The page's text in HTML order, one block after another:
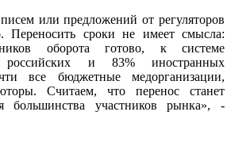
или предложений от регуляторов
Переносить сроки не имеет смысла:
оборота готово, к системе
и 83% иностранных
все бюджетные медорганизации,
Считаем, что перенос станет
большинства участников рынка», -